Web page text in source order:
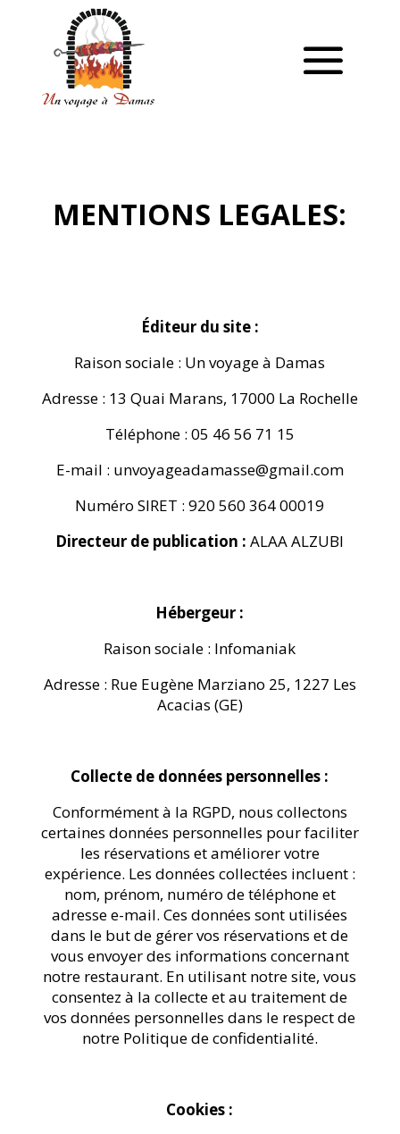
MENTIONS LEGALES:
Éditeur du site :
Raison sociale : Un voyage à Damas
Adresse : 13 Quai Marans, 17000 La Rochelle
Téléphone : 05 46 56 71 15
E-mail : unvoyageadamasse@gmail.com
Numéro SIRET : 920 560 364 00019
Directeur de publication : ALAA ALZUBI
Hébergeur :
Raison sociale : Infomaniak
Adresse : Rue Eugène Marziano 25, 1227 Les
Acacias (GE)
Collecte de données personnelles :
Conformément à la RGPD, nous collectons
certaines données personnelles pour faciliter
les réservations et améliorer votre
expérience. Les données collectées incluent :
nom, prénom, numéro de téléphone et
adresse e-mail. Ces données sont utilisées
dans le but de gérer vos réservations et de
vous envoyer des informations concernant
notre restaurant. En utilisant notre site, vous
consentez à la collecte et au traitement de
vos données personnelles dans le respect de
notre Politique de confidentialité.
Cookies :